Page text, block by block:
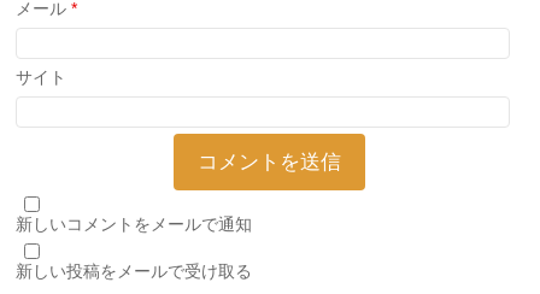
メール*
サイト
新しいコメントをメールで通知
新しい投稿をメールで受け取る